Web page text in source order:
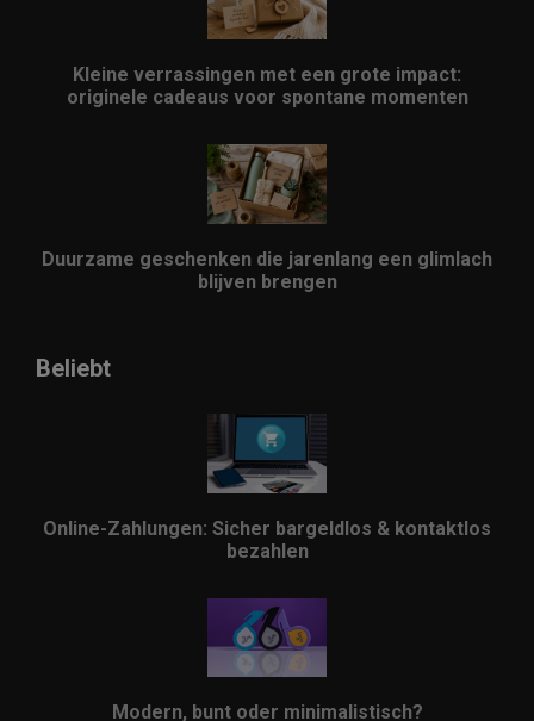
Kleine verrassingen met een grote impact:
originele cadeaus voor spontane momenten
Duurzame geschenken die jarenlang een glimlach
blijven brengen
Beliebt
Online-Zahlungen: Sicher bargeldlos & kontaktlos
bezahlen
Modern, bunt oder minimalistisch?